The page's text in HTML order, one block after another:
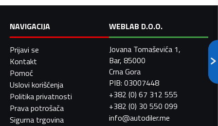
NAVIGACIJA
Prijavi se
Kontakt
Pomoć
Uslovi korišćenja
Politika privatnosti
Prava potrošača
Sigurna trgovina
WEBLAB D.O.O.
Jovana Tomaševića 1,
Bar, 85000
Crna Gora
PIB: 03007448
+382 (0) 67 312 555
+382 (0) 30 550 099
info@autodiler.me